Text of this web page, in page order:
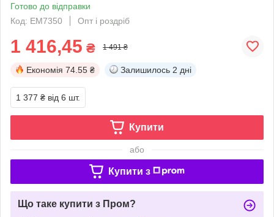
Готово до відправки
Код: EM7350
Опт і роздріб
1 416,45 ₴ 1 491 ₴
Економія 74.55 ₴ Залишилось 2 дні
1 377 ₴ від 6 шт.
Купити
або
Купити з
Що таке купити з Пром?